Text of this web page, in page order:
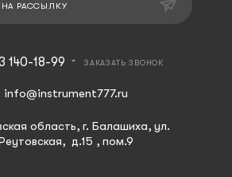
РАССЫЛКУ
140-18-99 ЗАКАЗАТЬ ЗВОНОК
info@instrument777.ru
область, г. Балашиха, ул.
д.15 , пом.9